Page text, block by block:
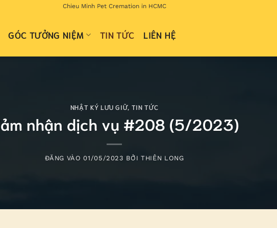
Chieu Minh Pet Cremation in HCMC
GÓC TƯỞNG NIỆM TIN TỨC LIÊN HỆ
NHẬT KÝ LƯU GIỮ, TIN TỨC
nhận dịch vụ #208 (5/2023)
ĐĂNG VÀO01/05/2023 BỞITHIÊN LONG